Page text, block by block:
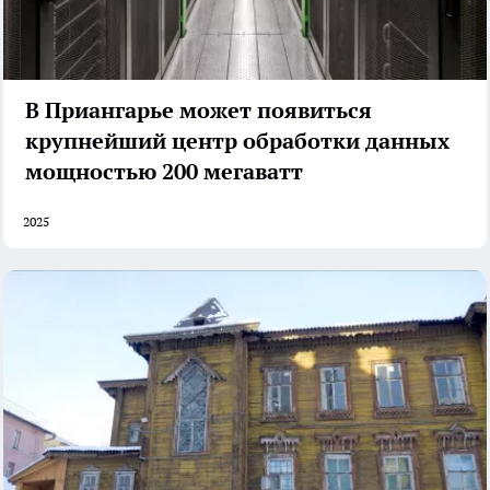
В Приангарье может появиться
крупнейший центр обработки данных
мощностью 200 мегаватт
2025